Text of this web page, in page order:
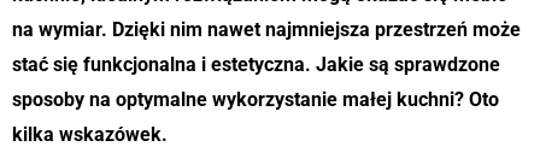
na wymiar. Dzięki nim nawet najmniejsza przestrzeń może
stać się funkcjonalna i estetyczna. Jakie są sprawdzone
sposoby na optymalne wykorzystanie małej kuchni? Oto
kilka wskazówek.